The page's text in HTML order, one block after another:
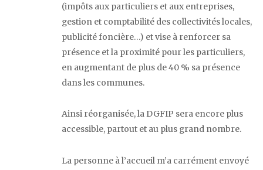
(impôts aux particuliers et aux entreprises,
gestion et comptabilité des collectivités locales,
publicité foncière…) et vise à renforcer sa
présence et la proximité pour les particuliers,
en augmentant de plus de 40 % sa présence
dans les communes.
Ainsi réorganisée, la DGFIP sera encore plus
accessible, partout et au plus grand nombre.
La personne à l’accueil m’a carrément envoyé